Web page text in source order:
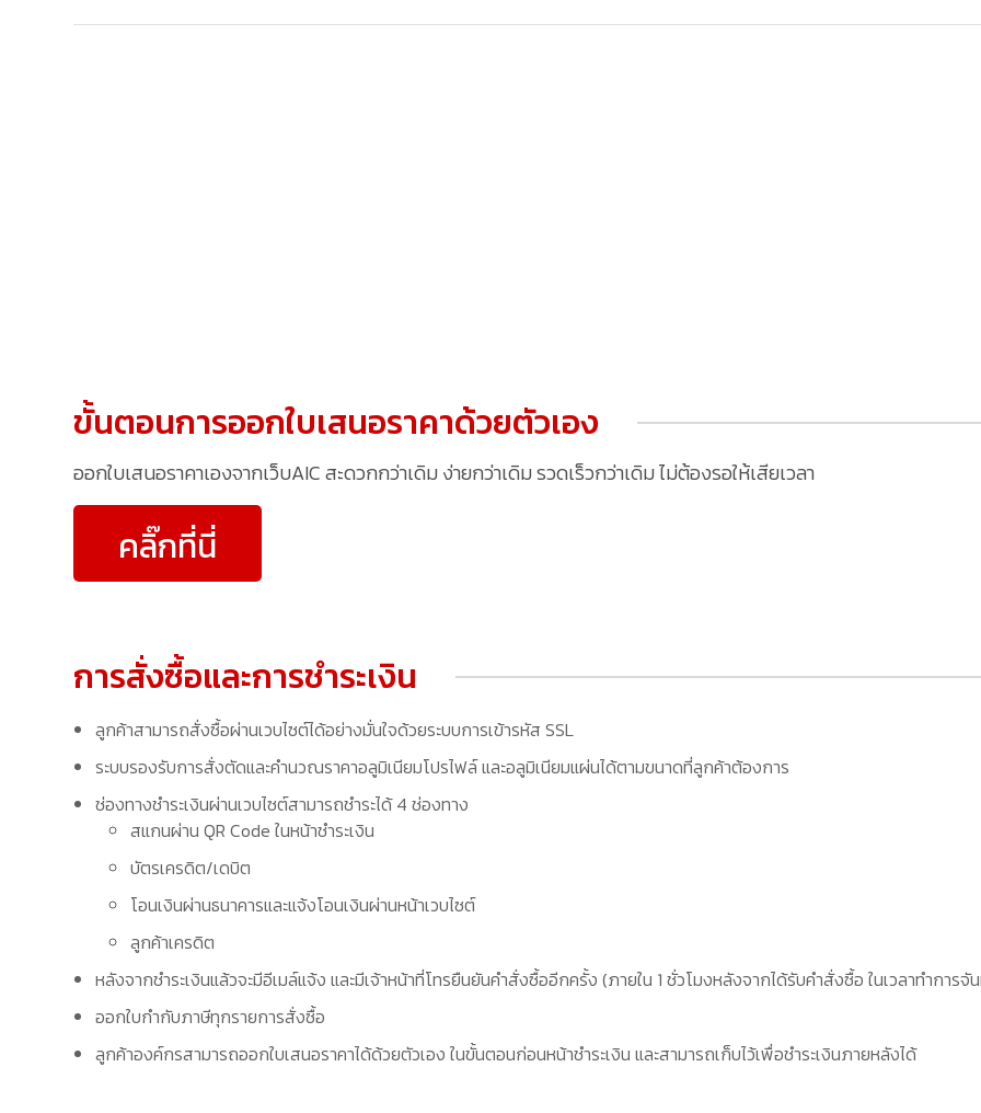
ขั้นตอนการออกใบเสนอราคาด้วยตัวเอง
ออกใบเสนอราคาเองจากเว็บAIC สะดวกกว่าเดิม ง่ายกว่าเดิม รวดเร็วกว่าเดิม ไม่ต้องรอให้เสียเวลา
คลิ๊กที่นี่
การสั่งซื้อและการชำระเงิน
ลูกค้าสามารถสั่งซื้อผ่านเวบไซต์ได้อย่างมั่นใจด้วยระบบการเข้ารหัส SSL
ระบบรองรับการสั่งตัดและคำนวณราคาอลูมิเนียมโปรไฟล์ และอลูมิเนียมแผ่นได้ตามขนาดที่ลูกค้าต้องการ
ช่องทางชำระเงินผ่านเวบไซต์สามารถชำระได้ 4 ช่องทาง
สแกนผ่าน QR Code ในหน้าชำระเงิน
บัตรเครดิต/เดบิต
โอนเงินผ่านธนาคารและแจ้งโอนเงินผ่านหน้าเวบไซต์
ลูกค้าเครดิต
หลังจากชำระเงินแล้วจะมีอีเมล์แจ้ง และมีเจ้าหน้าที่โทรยืนยันคำสั่งซื้ออีกครั้ง (ภายใน 1 ชั่วโมงหลังจากได้รับคำสั่งซื้อ ในเวลาทำการ
ออกใบกำกับภาษีทุกรายการสั่งซื้อ
ลูกค้าองค์กรสามารถออกใบเสนอราคาได้ด้วยตัวเอง ในขั้นตอนก่อนหน้าชำระเงิน และสามารถเก็บไว้เพื่อชำระเงินภายหลังได้